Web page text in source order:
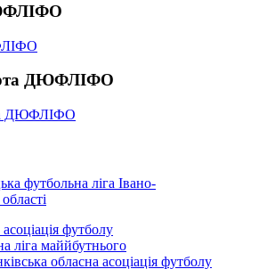
ДЮФЛІФО
футбольна ліга Івано-